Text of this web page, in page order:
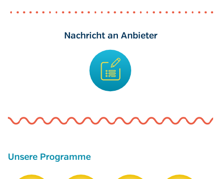
Nachricht an Anbieter
Unsere Programme